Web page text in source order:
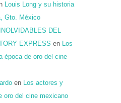
Louis Long y su historia
Gto. México
DEL
EXPRESS en Los
época de oro del cine
en Los actores y
oro del cine mexicano